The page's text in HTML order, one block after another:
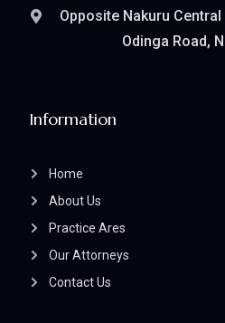
Information
Home
About Us
Practice Ares
Our Attorneys
Contact Us
Opposite Nakuru
Odinga Road,